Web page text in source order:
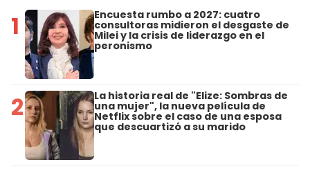
1 Encuesta rumbo a 2027: cuatro
consultoras midieron el desgaste de
Milei y la crisis de liderazgo en el
peronismo
2 La historia real de "Elize: Sombras de
una mujer", la nueva película de
Netflix sobre el caso de una esposa
que descuartizó a su marido